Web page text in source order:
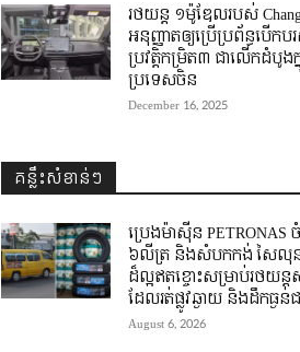
រថយន្ត ១ម៉ូឌែលរបស់
អនុញ្ញាតឲ្យប្រើប្រព័ន្ធបើកប
ប្រវត្តិកម្រិត៣ ជាលើកដំបូង
ប្រទេសចិន
December 16, 2025
គន្លឹះសំខាន់ៗ
ប្រេងម៉ាស៊ីន
៦លីត្រ និងសំបកកង់ សៃលុន
ដ៏ល្អឥតខ្ចោះសម្រាប់រថយន្
ដែលរត់ផ្លូវឆ្ងាយ និងដឹកធ្ងន់ជ
August 6, 2026